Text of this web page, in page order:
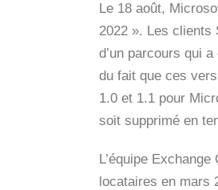
Le 18 août,
2022 ». Les clients
d’un parcours qui
du fait que ces
1.0 et 1.1 pour
soit supprimé en
L’équipe
locataires en mars